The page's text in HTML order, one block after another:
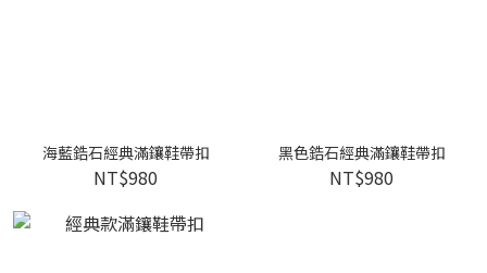
海藍鋯石經典滿鑲鞋帶扣
NT$980
黑色鋯石經典滿鑲鞋帶扣
NT$980